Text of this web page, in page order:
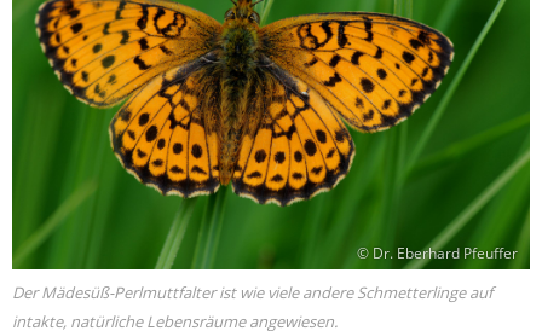
© Dr. Eberhard Pfeuffer
Der Mädesüß-Perlmuttfalter ist wie viele andere Schmetterlinge auf
intakte, natürliche Lebensräume angewiesen.